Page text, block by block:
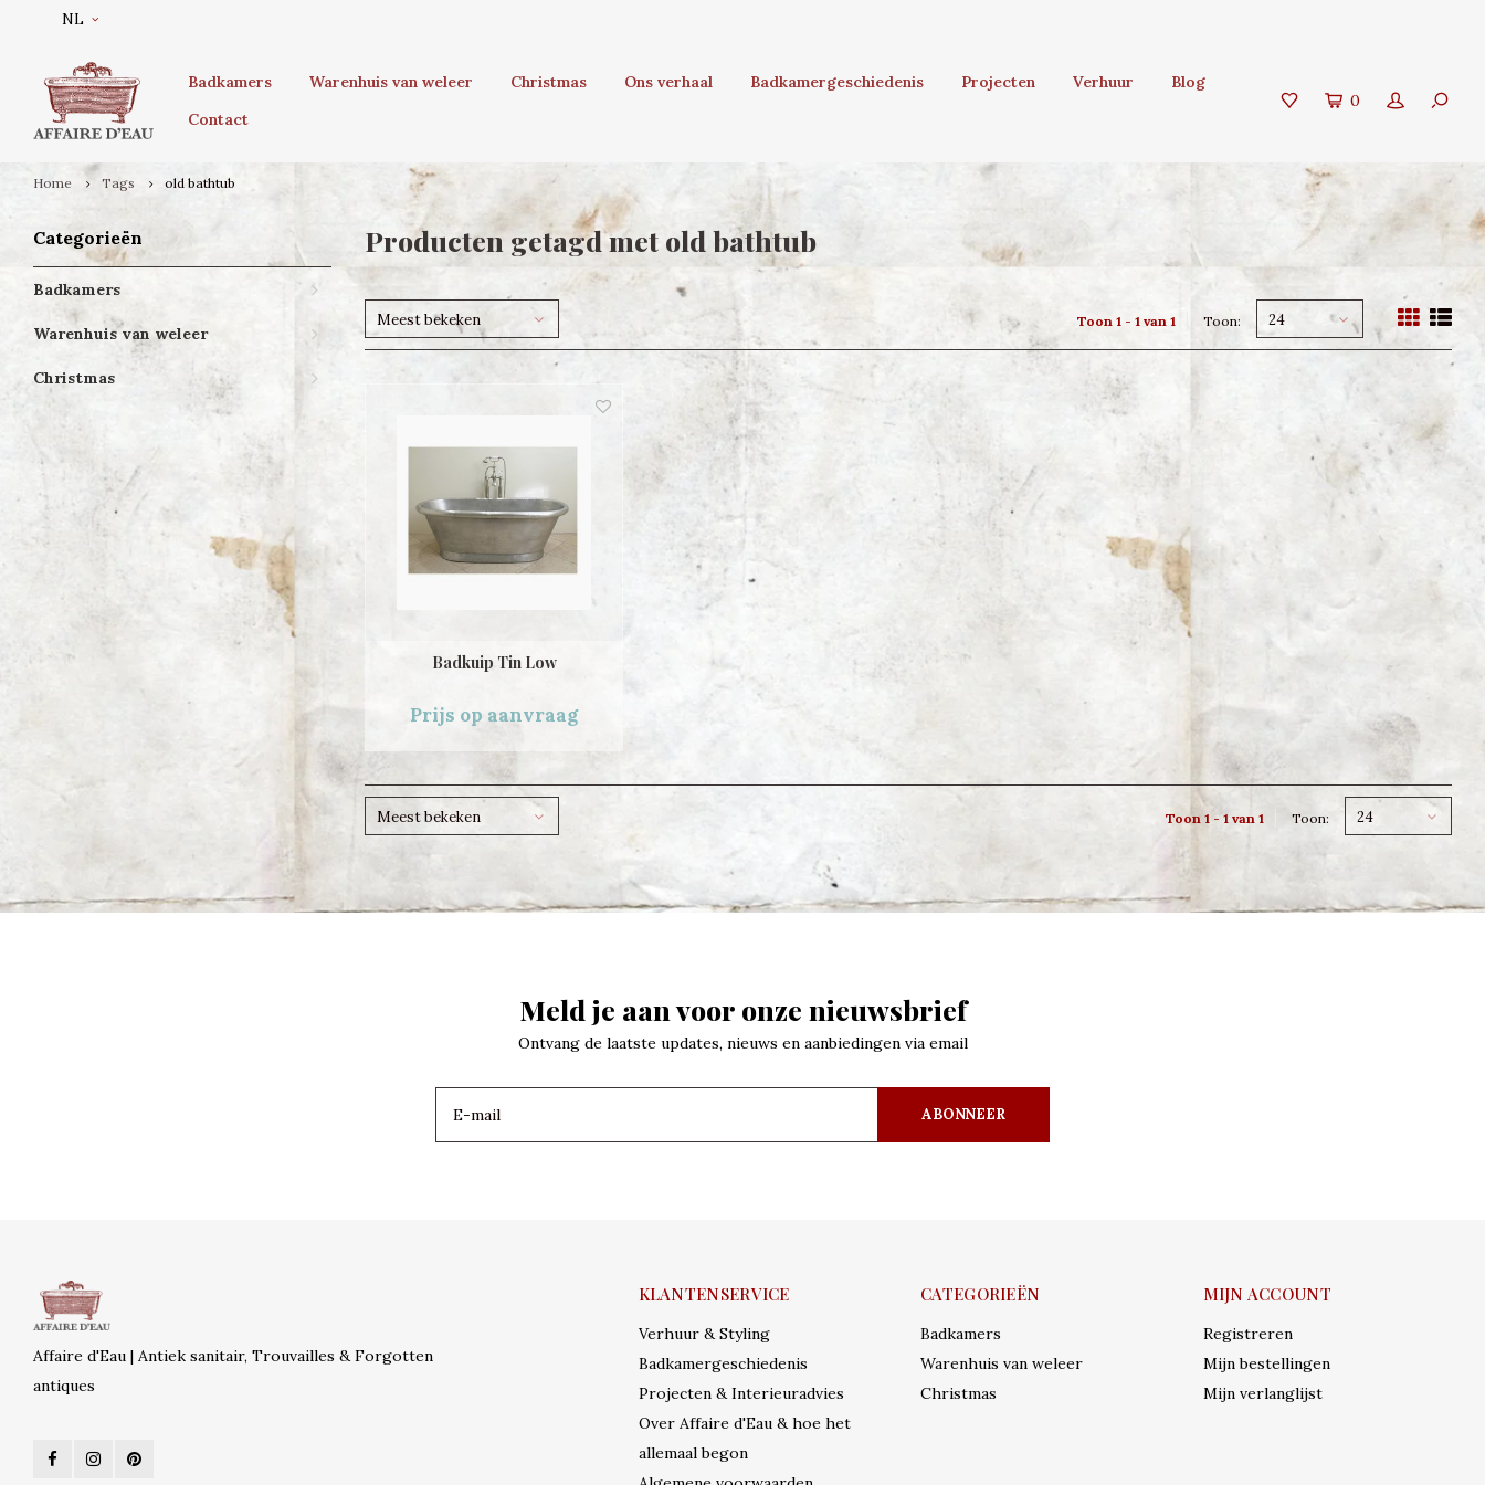
NL
Badkamers Warenhuis van weleer Christmas Ons verhaal Badkamergeschiedenis Projecten Verhuur
Blog
Contact
0
Home Tags old bathtub
Categorieën
Badkamers
Warenhuis van weleer
Christmas
Producten getagd met old bathtub
Meest bekeken Toon 1 - 1 van 1 Toon: 24
Badkuip Tin Low
Prijs op aanvraag
Meest bekeken Toon 1 - 1 van 1 Toon: 24
Meld je aan voor onze nieuwsbrief
Ontvang de laatste updates, nieuws en aanbiedingen via email
ABONNEER
Affaire d'Eau | Antiek sanitair, Trouvailles & Forgotten
antiques
KLANTENSERVICE
Verhuur & Styling
Badkamergeschiedenis
Projecten & Interieuradvies
Over Affaire d'Eau & hoe het
allemaal begon
CATEGORIEËN
Badkamers
Warenhuis van weleer
Christmas
MIJN ACCOUNT
Registreren
Mijn bestellingen
Mijn verlanglijst